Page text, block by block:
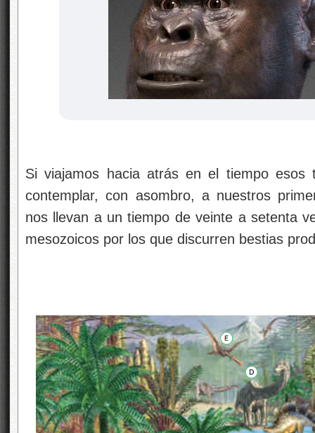
Si viajamos hacia atrás en el tiempo esos
contemplar, con asombro, a nuestros
nos llevan a un tiempo de veinte a setenta
mesozoicos por los que discurren bestias